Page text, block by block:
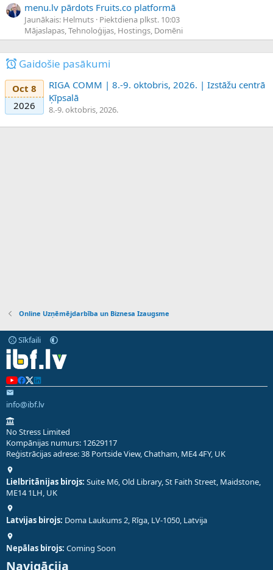
menu.lv pārdots Fruits.co platformā
Jaunākais: Helmuts Piektdiena plkst. 10:03
Mājaslapas, Tehnoloģijas, Hostings, Domēni
Gaidošie pasākumi
Oct 8
2026
RIGA COMM | 8.-9. oktobris, 2026. | Izstāžu centrā
Ķīpsalā
8.-9. oktobris, 2026.
Online Uzņēmējdarbība un Biznesa Izaugsme
Sīkfaili
info@ibf.lv
No Stress Limited
Kompānijas numurs: 12629117
Reģistrācijas adrese: 38 Portside View, Chatham, ME4 4FY, UK
Lielbritānijas birojs: Suite M6, Old Library, St Faith Street, Maidstone,
ME14 1LH, UK
Latvijas birojs: Doma Laukums 2, Rīga, LV-1050, Latvija
Nepālas birojs: Coming Soon
Navigācija